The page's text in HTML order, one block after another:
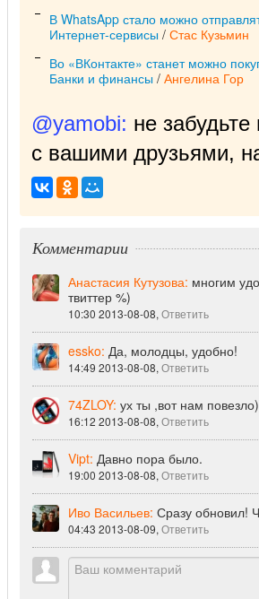
В WhatsApp стало можно
Интернет-сервисы / Стас Кузьмин
Во «ВКонтакте» станет можно
Банки и финансы / Ангелина Гор
@yamobi: не
с вашими друзьями,
Комментарии
Анастасия Кутузова: многим
твиттер %)
10:30 2013-08-08, Ответить
essko: Да, молодцы, удобно!
14:49 2013-08-08, Ответить
74ZLOY: ух ты ,вот нам
16:12 2013-08-08, Ответить
Vipt: Давно пора было.
19:00 2013-08-08, Ответить
Иво Васильев: Сразу обновил!
04:43 2013-08-09, Ответить